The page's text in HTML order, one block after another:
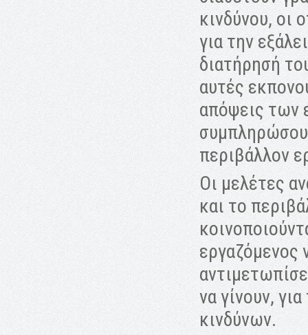
κινδύνου, οι
για την
διατήρησή
αυτές
απόψεις των
περιβάλλον
Οι μελέτες
και το
εργαζόμενος
να γίνουν,
κινδύνων.